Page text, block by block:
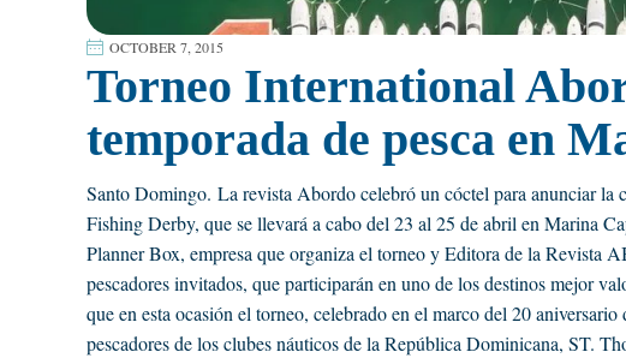
OCTOBER 7, 2015
Torneo International
temporada de pesca en
Santo Domingo. La revista Abordo celebró un cóctel para anunciar la
Fishing Derby, que se llevará a cabo del 23 al 25 de abril en Marina
Planner Box, empresa que organiza el torneo y Editora de la Revista
pescadores invitados, que participarán en uno de los destinos mejor
que en esta ocasión el torneo, celebrado en el marco del 20
pescadores de los clubes náuticos de la República Dominicana, ST.